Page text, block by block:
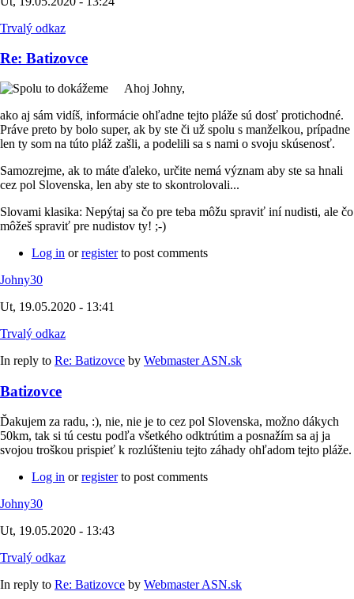
Trvalý odkaz
Re: Batizovce
Ahoj Johny,
ako aj sám vidíš, informácie ohľadne tejto pláže sú dosť protichodné.
Práve preto by bolo super, ak by ste či už spolu s manželkou, prípadne
len ty som na túto pláž zašli, a podelili sa s nami o svoju skúsenosť.
Samozrejme, ak to máte ďaleko, určite nemá význam aby ste sa hnali
cez pol Slovenska, len aby ste to skontrolovali...
Slovami klasika: Nepýtaj sa čo pre teba môžu spraviť iní nudisti, ale čo
môžeš spraviť pre nudistov ty! ;-)
Log in orregisterto post comments
Johny30
Ut, 19.05.2020 - 13:41
Trvalý odkaz
In reply to Re: Batizovce by Webmaster ASN.sk
Batizovce
Ďakujem za radu, :), nie, nie je to cez pol Slovenska, možno dákych
50km, tak si tú cestu podľa všetkého odktrútim a posnažím sa aj ja
svojou troškou prispieť k rozlúšteniu tejto záhady ohľadom tejto pláže.
Log in orregisterto post comments
Johny30
Ut, 19.05.2020 - 13:43
Trvalý odkaz
In reply to Re: Batizovce by Webmaster ASN.sk